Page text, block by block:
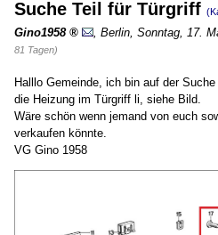
Suche Teil für Türgriff
Gino1958 Berlin Sonntag, 17.
81 Tagen)
Halllo Gemeinde, ich bin auf der
die Heizung im Türgriff li, siehe Bild.
Wäre schön wenn jemand von euch
verkaufen könnte.
VG Gino 1958